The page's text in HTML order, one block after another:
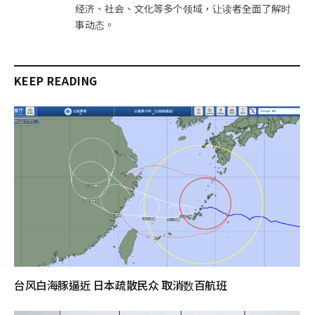
经济、社会、文化等多个领域，让读者全面了解时
事动态。
KEEP READING
台风白海豚逼近 日本疏散民众 取消数百航班